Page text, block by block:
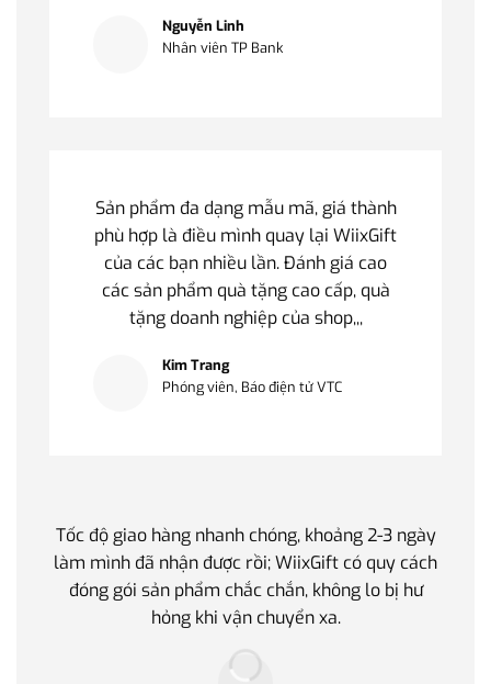
Nguyễn Linh
Nhân viên TP Bank
Sản phẩm đa dạng mẫu mã, giá thành
phù hợp là điều mình quay lại WiixGift
của các bạn nhiều lần. Đánh giá cao
các sản phẩm quà tặng cao cấp, quà
tặng doanh nghiệp của shop,,,
Kim Trang
Phóng viên, Báo điện tử VTC
Tốc độ giao hàng nhanh chóng, khoảng 2-3 ngày
làm mình đã nhận được rồi; WiixGift có quy cách
đóng gói sản phẩm chắc chắn, không lo bị hư
hỏng khi vận chuyển xa.